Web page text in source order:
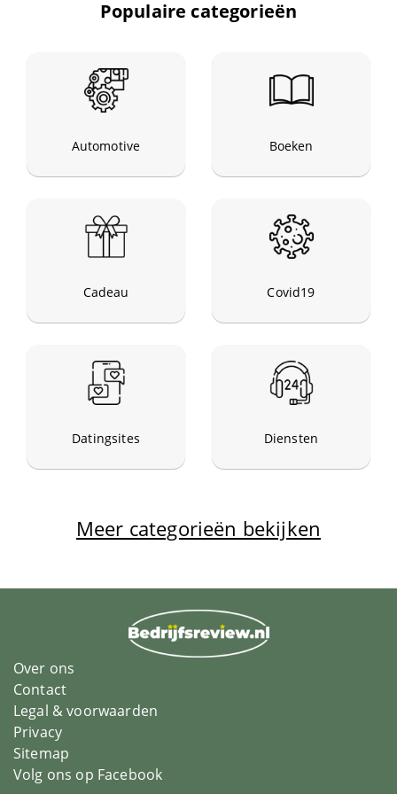
Datingsites
Eten en drinken
Gereedschap
Kranten en tijdschriften
Loterij en Casino
Parkeren
Persoonlijke verzorging
Populaire categorieën
Automotive Boeken
Cadeau Covid19
Datingsites Diensten
Meer categorieën bekijken
Over ons
Contact
Legal & voorwaarden
Privacy
Sitemap
Volg ons op Facebook